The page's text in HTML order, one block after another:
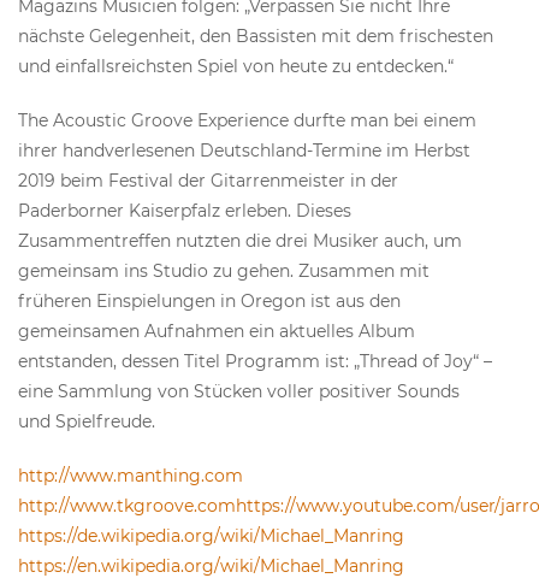
Magazins Musicien folgen: „Verpassen Sie nicht Ihre
nächste Gelegenheit, den Bassisten mit dem frischesten
und einfallsreichsten Spiel von heute zu entdecken.“
The Acoustic Groove Experience durfte man bei einem
ihrer handverlesenen Deutschland-Termine im Herbst
2019 beim Festival der Gitarrenmeister in der
Paderborner Kaiserpfalz erleben. Dieses
Zusammentreffen nutzten die drei Musiker auch, um
gemeinsam ins Studio zu gehen. Zusammen mit
früheren Einspielungen in Oregon ist aus den
gemeinsamen Aufnahmen ein aktuelles Album
entstanden, dessen Titel Programm ist: „Thread of Joy“ –
eine Sammlung von Stücken voller positiver Sounds
und Spielfreude.
http://www.manthing.com
http://www.tkgroove.comhttps://www.youtube.com/user/
https://de.wikipedia.org/wiki/Michael_Manring
https://en.wikipedia.org/wiki/Michael_Manring